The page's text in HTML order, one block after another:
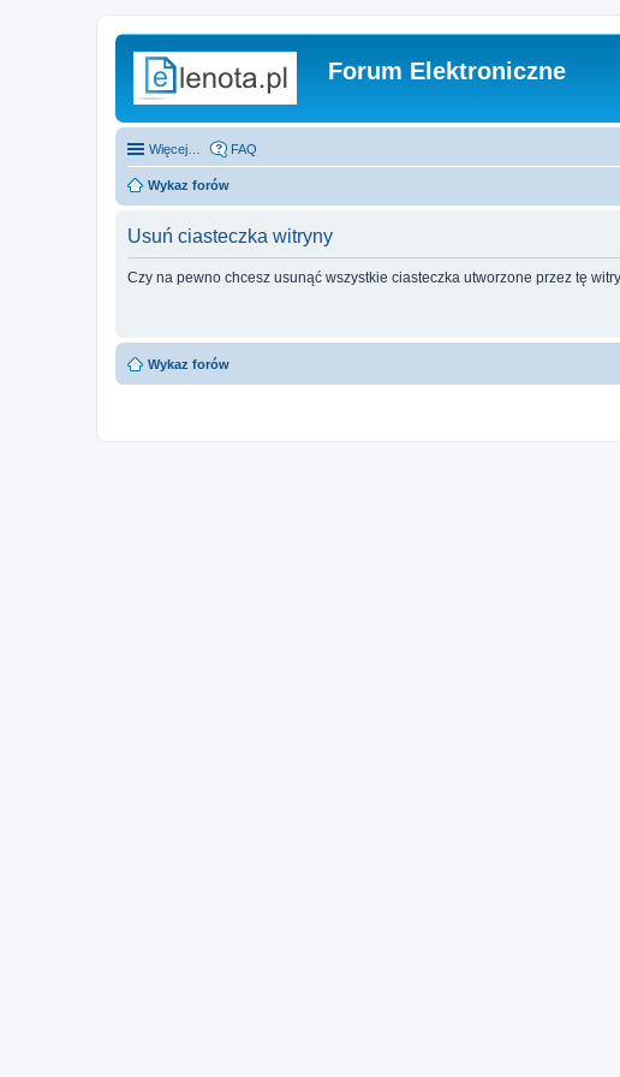
Forum Elektroniczne
Więcej… FAQ
Wykaz forów
Usuń ciasteczka witryny
Czy na pewno chcesz usunąć wszystkie ciasteczka utworzone przez tę
Wykaz forów